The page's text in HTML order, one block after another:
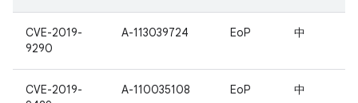
CVE-2019-
9290
A-113039724 EoP 中
CVE-2019-
A-110035108 EoP 中